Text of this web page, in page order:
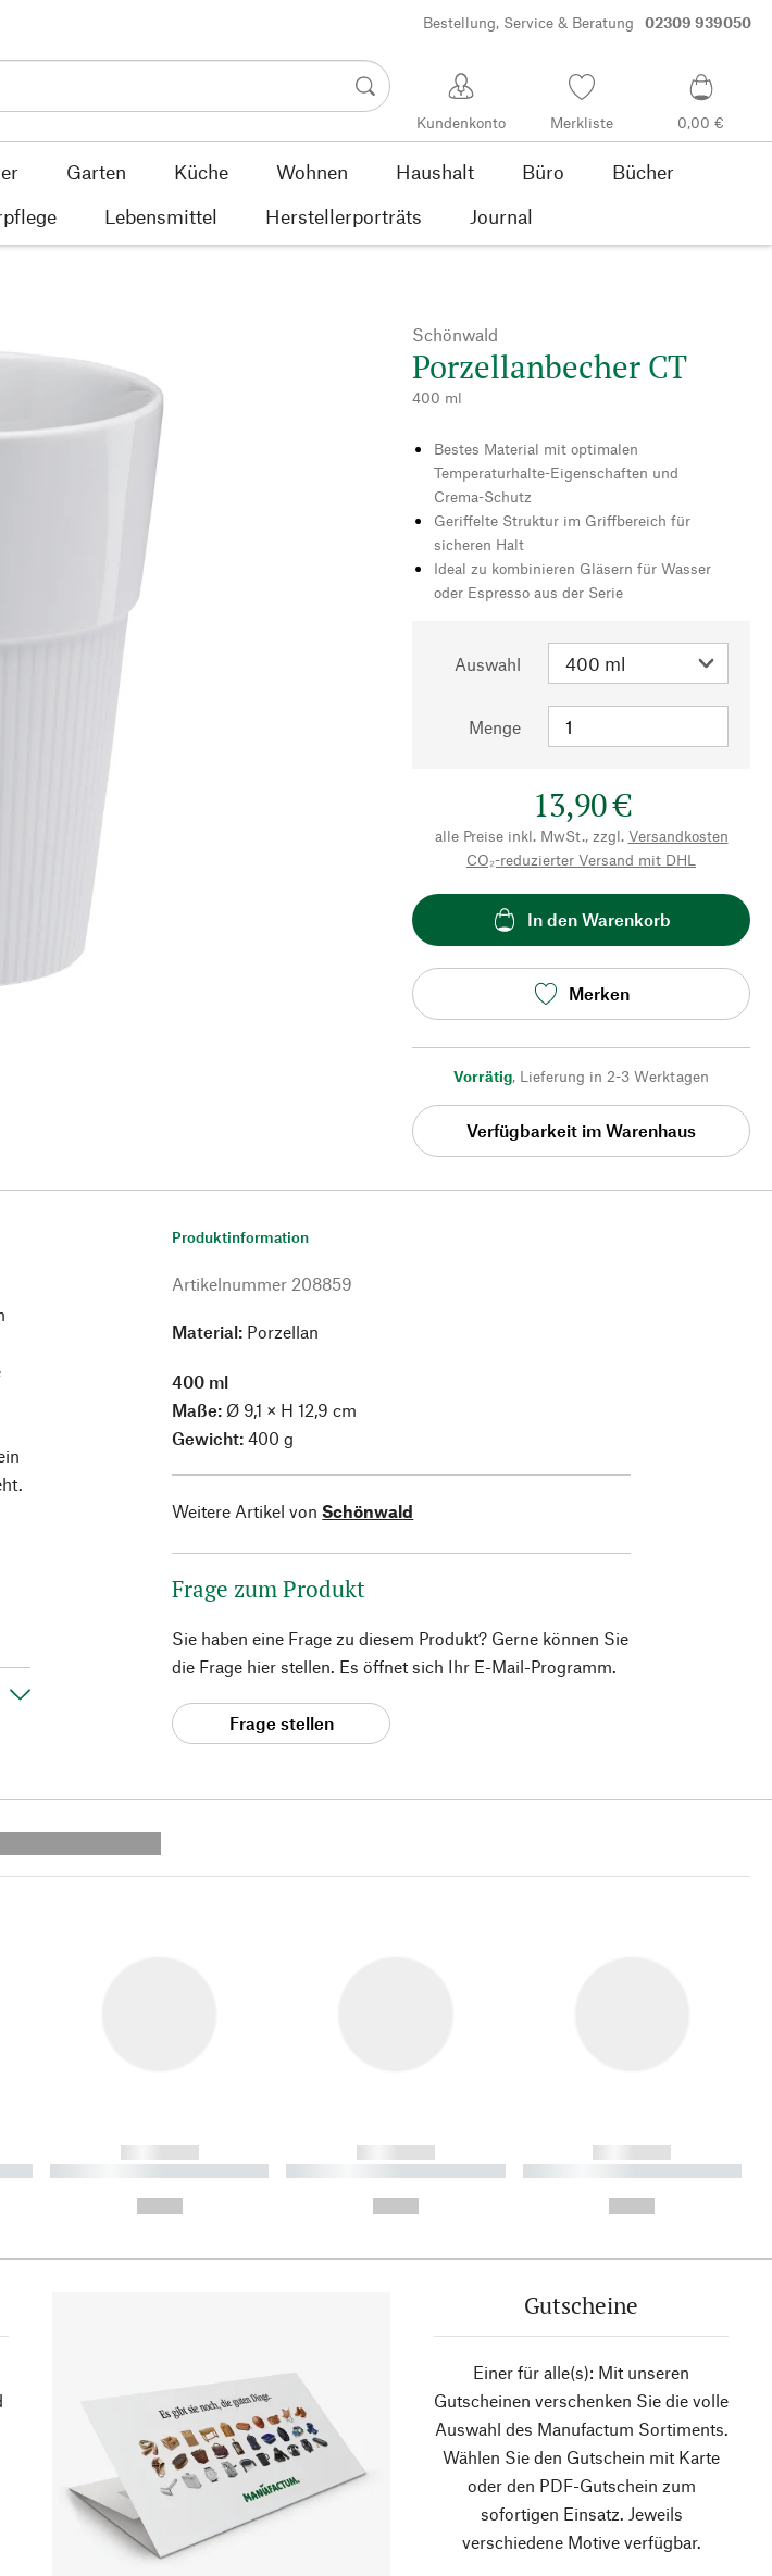
Bestellung, Service & Beratung 02309 939050
Kundenkonto Merkliste 0,00 €
Garten Küche Wohnen Haushalt Büro
Bücher
Lebensmittel Herstellerporträts Journal
Schönwald
Porzellanbecher CT
400 ml
Bestes Material mit optimalen
Temperaturhalte-Eigenschaften und
Crema-Schutz
Geriffelte Struktur im Griffbereich für
sicheren Halt
Ideal zu kombinieren Gläsern für Wasser
oder Espresso aus der Serie
Auswahl
Menge
13,90 €
alle Preise inkl. MwSt., zzgl. Versandkosten
CO₂-reduzierter Versand mit DHL
In den Warenkorb
Merken
Vorrätig, Lieferung in 2-3 Werktagen
Verfügbarkeit im Warenhaus
Produktinformation
Artikelnummer 208859
Material: Porzellan
400 ml
Maße: Ø 9,1 × H 12,9 cm
Gewicht: 400 g
Weitere Artikel von Schönwald
Frage zum Produkt
Sie haben eine Frage zu diesem Produkt? Gerne können Sie
die Frage hier stellen. Es öffnet sich Ihr E-Mail-Programm.
Frage stellen
------------
----------- ----------- ----------
------------
----------- ----------- ----------
------------
----------- ----------- ----------
Gutscheine
Einer für alle(s): Mit unseren
Gutscheinen verschenken Sie die volle
Auswahl des Manufactum Sortiments.
Wählen Sie den Gutschein mit Karte
oder den PDF-Gutschein zum
sofortigen Einsatz. Jeweils
verschiedene Motive verfügbar.